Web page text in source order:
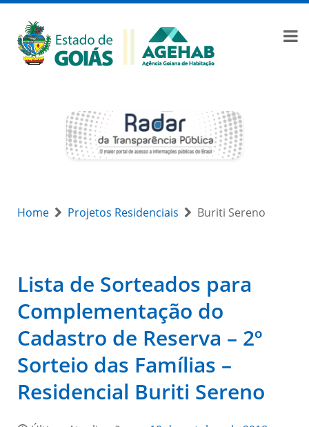
Home Projetos Residenciais Buriti Sereno
Lista de Sorteados para
Complementação do
Cadastro de Reserva – 2º
Sorteio das Famílias –
Residencial Buriti Sereno